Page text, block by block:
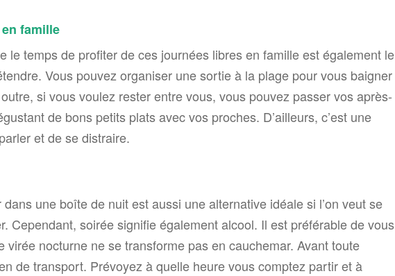
famille
le temps de profiter de ces journées libres en famille est également le
Vous pouvez organiser une sortie à la plage pour vous baigner
si vous voulez rester entre vous, vous pouvez passer vos après-
de bons petits plats avec vos proches. D’ailleurs, c’est une
et de se distraire.
une boîte de nuit est aussi une alternative idéale si l’on veut se
Cependant, soirée signifie également alcool. Il est préférable de vous
virée nocturne ne se transforme pas en cauchemar. Avant toute
de transport. Prévoyez à quelle heure vous comptez partir et à